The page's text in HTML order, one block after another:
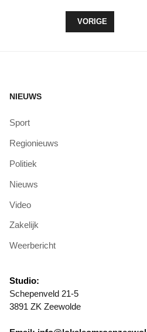
VORIG ARTIKEL:
VORIGE
NIEUWS
Sport
Regionieuws
Politiek
Nieuws
Video
Zakelijk
Weerbericht
Studio:
Schepenveld 21-5
3891 ZK Zeewolde